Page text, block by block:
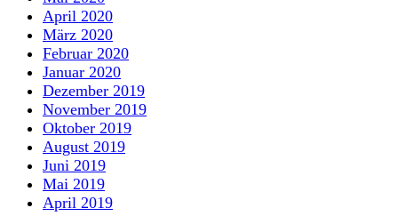
April 2020
März 2020
Februar 2020
Januar 2020
Dezember 2019
November 2019
Oktober 2019
August 2019
Juni 2019
Mai 2019
April 2019